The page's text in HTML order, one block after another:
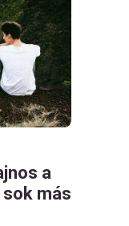
a
más